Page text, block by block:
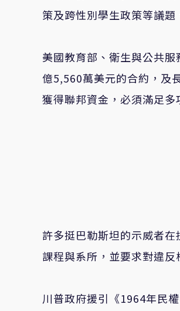
策及跨性別學生政策等議
美國教育部、衛生與公共
億5,560萬美元的合約，及
獲得聯邦資金，必須滿足
許多挺巴勒斯坦的示威者
課程與系所，並要求對違反
川普政府援引《1964年民